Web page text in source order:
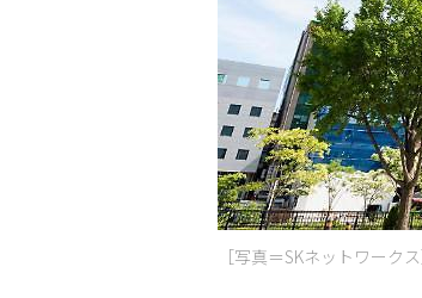
［写真＝SKネットワークス